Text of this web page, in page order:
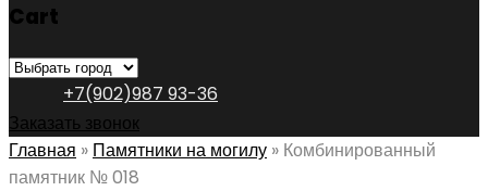
Cart
+7(902)987 93-36
Заказать звонок
Главная » Памятники на могилу » Комбинированный
памятник № 018